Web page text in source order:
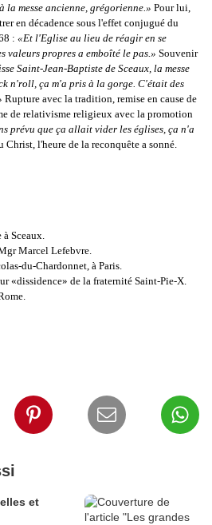
la messe ancienne, grégorienne.» Pour lui,
en décadence sous l'effet conjugué du
: «Et l'Eglise au lieu de réagir en se
valeurs propres a emboîté le pas.» Souvenir
Saint-Jean-Baptiste de Sceaux, la messe
n'roll, ça m'a pris à la gorge. C'était des
Rupture avec la tradition, remise en cause de
de relativisme religieux avec la promotion
prévu que ça allait vider les églises, ça n'a
Christ, l'heure de la reconquête a sonné.
à Sceaux.
Marcel Lefebvre.
du-Chardonnet, à Paris.
«dissidence» de la fraternité Saint-Pie-X.
et